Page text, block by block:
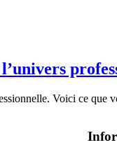
Voici ce que